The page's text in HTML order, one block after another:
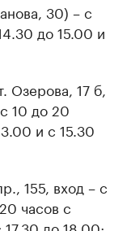
30) – с
до 15.00 и
Озерова, 17 б,
10 до 20
и с 15.30
155, вход – с
часов с